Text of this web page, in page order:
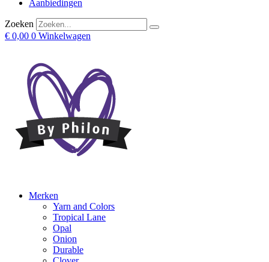
Aanbiedingen
Zoeken
€ 0,00 0 Winkelwagen
Merken
Yarn and Colors
Tropical Lane
Opal
Onion
Durable